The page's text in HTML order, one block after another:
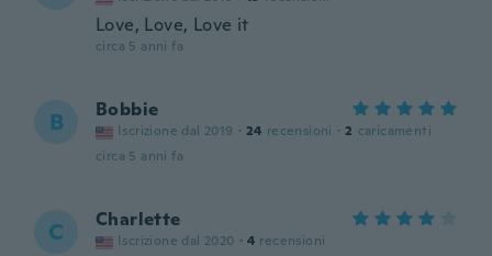
Love, Love, Love it
circa 5 anni fa
B Bobbie
Iscrizione dal 2019 · 24 recensioni · 2 caricamenti
circa 5 anni fa
C Charlette
Iscrizione dal 2020 · 4 recensioni